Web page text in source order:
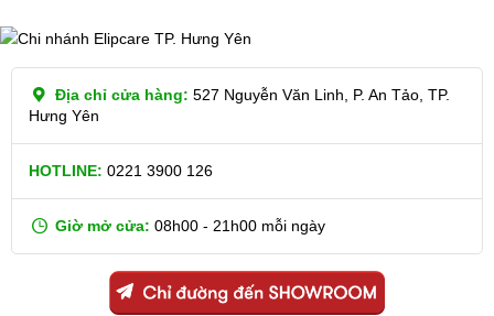
Địa chỉ cửa hàng: 527 Nguyễn Văn Linh, P. An Tảo, TP.
Hưng Yên
HOTLINE: 0221 3900 126
Giờ mở cửa: 08h00 - 21h00 mỗi ngày